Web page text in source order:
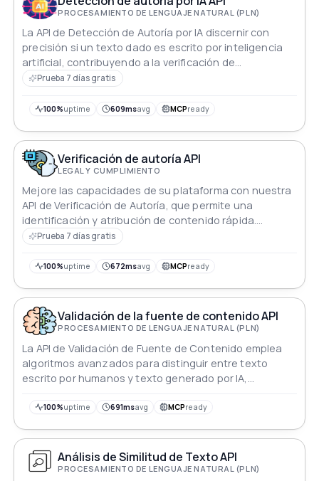
PROCESAMIENTO DE LENGUAJE NATURAL (PLN)
La API de Detección de Autoría por IA discernir con
precisión si un texto dado es escrito por inteligencia
artificial, contribuyendo a la verificación de
autenticidad del contenido.
Prueba 7 días gratis
100%uptime 609msavg MCPready
Verificación de autoría API
LEGAL Y CUMPLIMIENTO
Mejore las capacidades de su plataforma con nuestra
API de Verificación de Autoría, que permite una
identificación y atribución de contenido rápida.
Asegure la autenticidad y mitigue los riesgos de plagio
Prueba 7 días gratis
100%uptime 672msavg MCPready
Validación de la fuente de contenido API
PROCESAMIENTO DE LENGUAJE NATURAL (PLN)
La API de Validación de Fuente de Contenido emplea
algoritmos avanzados para distinguir entre texto
escrito por humanos y texto generado por IA,
información textual.
100%uptime 691msavg MCPready
Análisis de Similitud de Texto API
PROCESAMIENTO DE LENGUAJE NATURAL (PLN)